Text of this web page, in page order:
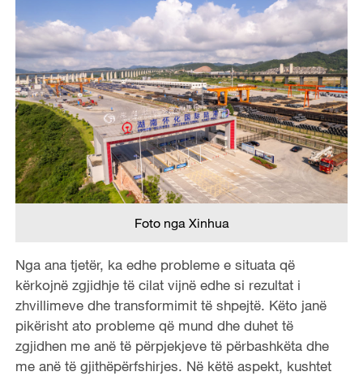
Foto nga Xinhua
Nga ana tjetër, ka edhe probleme e situata që
kërkojnë zgjidhje të cilat vijnë edhe si rezultat i
zhvillimeve dhe transformimit të shpejtë. Këto janë
pikërisht ato probleme që mund dhe duhet të
zgjidhen me anë të përpjekjeve të përbashkëta dhe
me anë të gjithëpërfshirjes. Në këtë aspekt, kushtet